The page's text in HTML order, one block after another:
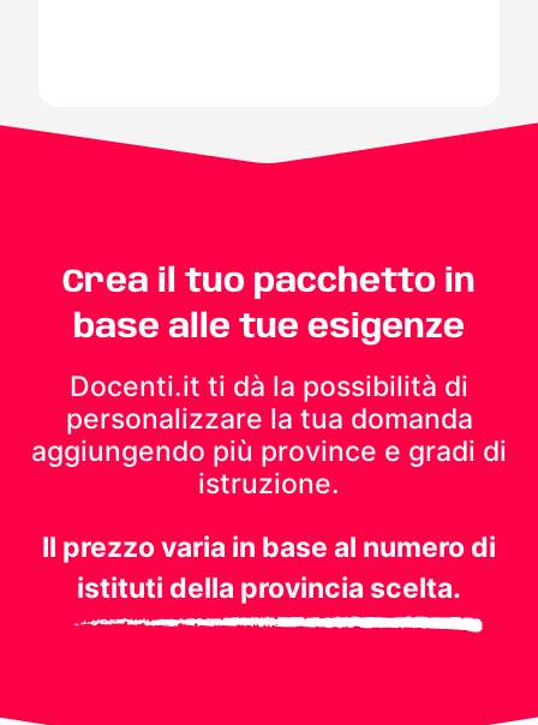
Crea il tuo pacchetto in
base alle tue esigenze
Docenti.it ti dà la possibilità di
personalizzare la tua domanda
aggiungendo più province e gradi di
istruzione.
Il prezzo varia in base al numero di
istituti della provincia scelta.